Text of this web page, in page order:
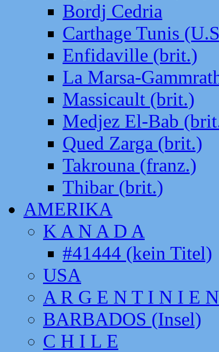
Bordj Cedria
Carthage Tunis
Enfidaville (brit.)
La Marsa-
Massicault (brit.)
Medjez El-Bab
Qued Zarga (brit.)
Takrouna (franz.)
Thibar (brit.)
AMERIKA
K A N A D A
#41444 (kein Titel)
USA
A R G E N T I N I E N
BARBADOS (Insel)
C H I L E